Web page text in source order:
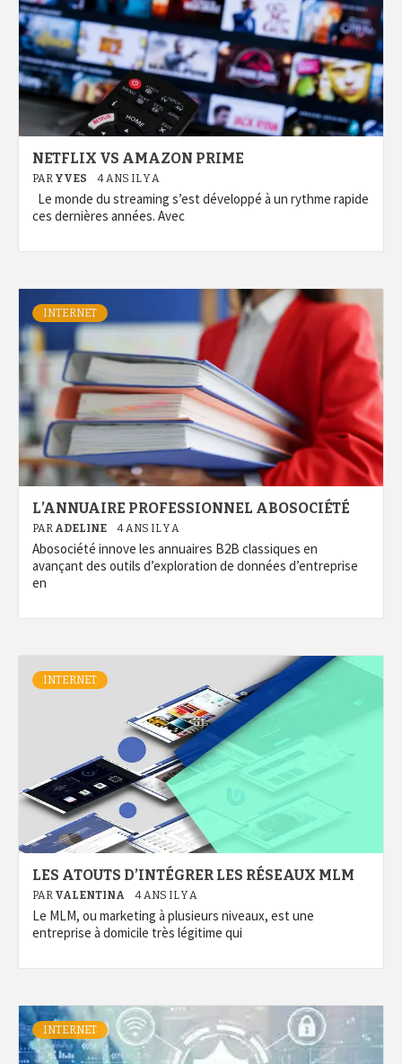
NETFLIX VS AMAZON PRIME
PAR YVES 4 ANS IL Y A
Le monde du streaming s’est développé à un rythme rapide
ces dernières années. Avec
INTERNET
L’ANNUAIRE PROFESSIONNEL ABOSOCIÉTÉ
PAR ADELINE 4 ANS IL Y A
Abosociété innove les annuaires B2B classiques en
avançant des outils d’exploration de données d’entreprise
en
INTERNET
LES ATOUTS D’INTÉGRER LES RÉSEAUX MLM
PAR VALENTINA 4 ANS IL Y A
Le MLM, ou marketing à plusieurs niveaux, est une
entreprise à domicile très légitime qui
INTERNET